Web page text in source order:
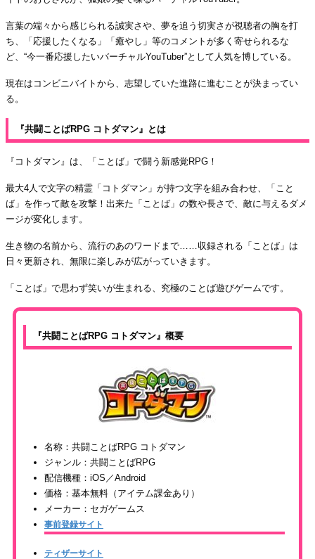
言葉の端々から感じられる誠実さや、夢を追う切実さが視聴者の胸を打
ち、「応援したくなる」「癒やし」等のコメントが多く寄せられるな
ど、“今一番応援したいバーチャルYouTuber”として人気を博している。
現在はコンビニバイトから、志望していた進路に進むことが決まってい
る。
『共闘ことばRPG コトダマン』とは
『コトダマン』は、「ことば」で闘う新感覚RPG！
最大4人で文字の精霊「コトダマン」が持つ文字を組み合わせ、「こと
ば」を作って敵を攻撃！出来た「ことば」の数や長さで、敵に与えるダメ
ージが変化します。
生き物の名前から、流行のあのワードまで……収録される「ことば」は
日々更新され、無限に楽しみが広がっていきます。
「ことば」で思わず笑いが生まれる、究極のことば遊びゲームです。
『共闘ことばRPG コトダマン』概要
名称：共闘ことばRPG コトダマン
ジャンル：共闘ことばRPG
配信機種：iOS／Android
価格：基本無料（アイテム課金あり）
メーカー：セガゲームス
事前登録サイト
ティザーサイト